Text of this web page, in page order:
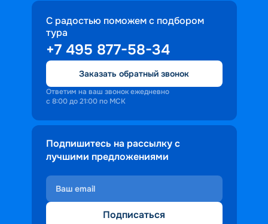
С радостью поможем с подбором
тура
+7 495 877-58-34
Заказать обратный звонок
Ответим на ваш звонок ежедневно
с 8:00 до 21:00 по МСК
Подпишитесь на рассылку с
лучшими предложениями
Подписаться